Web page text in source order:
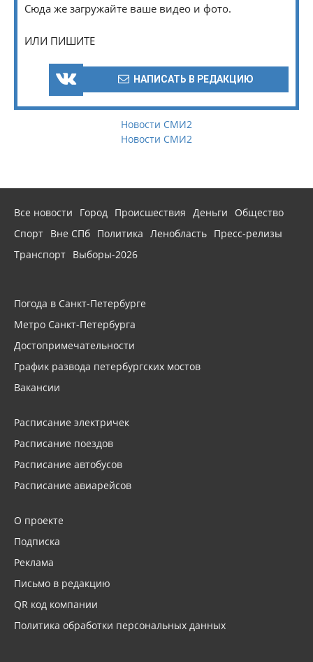
Сюда же загружайте ваше видео и фото.
ИЛИ ПИШИТЕ
НАПИСАТЬ В РЕДАКЦИЮ
Новости СМИ2
Новости СМИ2
Все новости Город Происшествия Деньги
Общество
Спорт Вне СПб Политика Ленобласть Пресс-релизы
Транспорт Выборы-2026
Погода в Санкт-Петербурге
Метро Санкт-Петербурга
Достопримечательности
График развода петербургских мостов
Вакансии
Расписание электричек
Расписание поездов
Расписание автобусов
Расписание авиарейсов
О проекте
Подписка
Реклама
Письмо в редакцию
QR код компании
Политика обработки персональных данных